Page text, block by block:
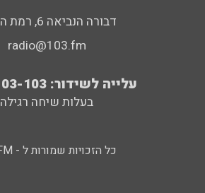
דבורה הנביאה 6, רמת השרון
radio@103.fm
עלייה לשידור: 0552-103-103
בעלות שיחה רגילה
כל הזכויות שמורות ל - 103FM